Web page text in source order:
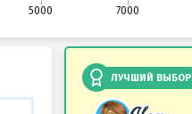
5000 7000
ЛУЧШИЙ ВЫБОР